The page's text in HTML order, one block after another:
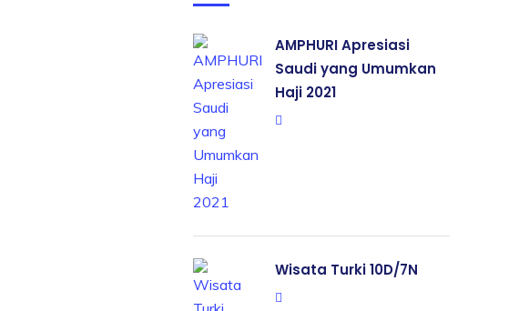
AMPHURI Apresiasi
Saudi yang Umumkan
Haji 2021
Wisata Turki 10D/7N